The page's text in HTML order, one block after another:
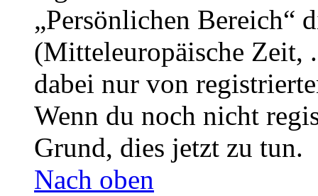
„Persönlichen Bereich“
(Mitteleuropäische Zeit,
dabei nur von
Wenn du noch nicht
Grund, dies jetzt zu tun.
Nach oben